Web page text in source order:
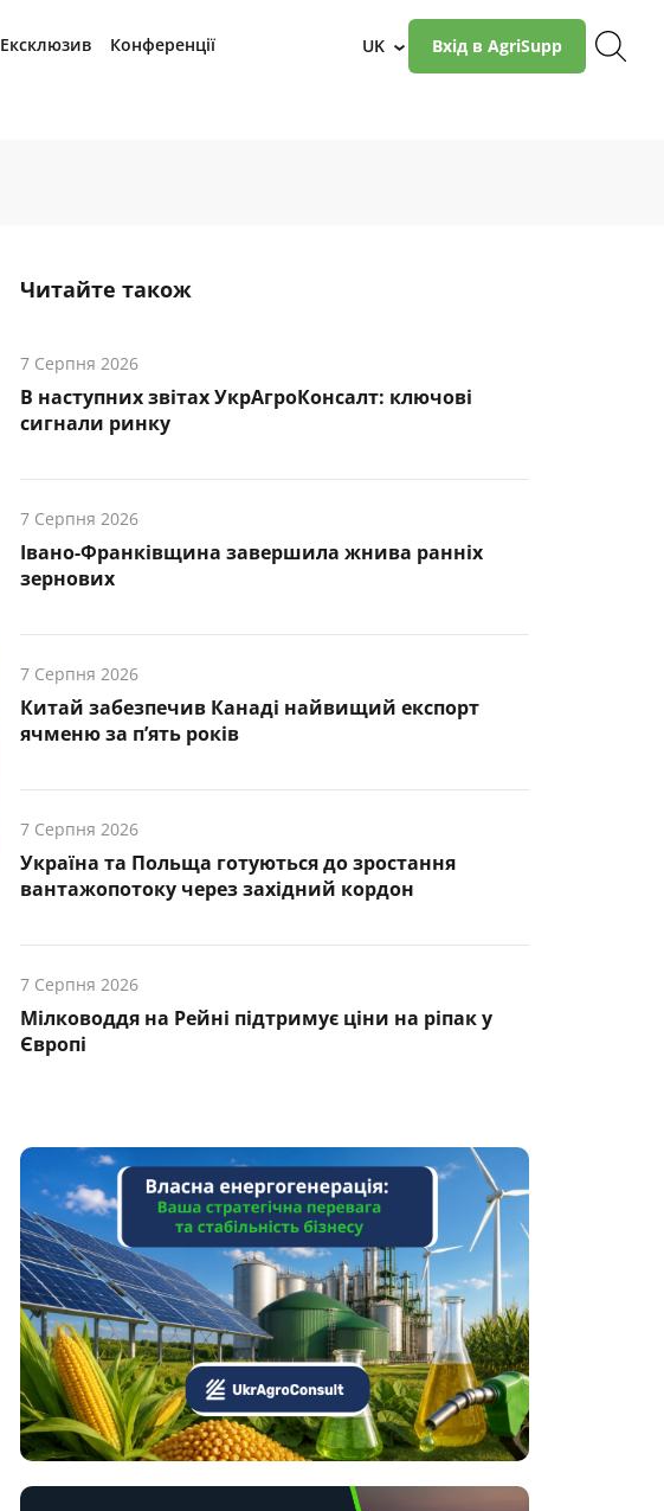
Ексклюзив Конференції UK › Вхід в AgriSupp
Читайте також
7 Серпня 2026
В наступних звітах УкрАгроКонсалт: ключові
cигнали ринку
7 Серпня 2026
Івано-Франківщина завершила жнива ранніх
зернових
7 Серпня 2026
Китай забезпечив Канаді найвищий експорт
ячменю за п’ять років
7 Серпня 2026
Україна та Польща готуються до зростання
вантажопотоку через західний кордон
7 Серпня 2026
Мілководдя на Рейні підтримує ціни на ріпак у
Європі